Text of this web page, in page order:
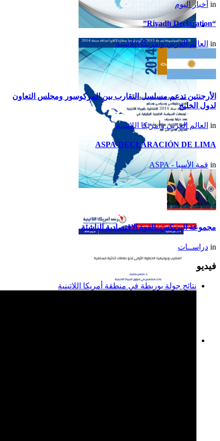
تقرير أمريكا اللاتينية لسنة
2015
تقرير أمريكا اللاتينية لسنة
2014
in أخبار اليوم
“Riyadh Declaration”
in العالم العربي وأمريكا اللاتينية
الأرجنتين تدعم مسلسل التقارب بين المركوسور ومجلس التعاون
لدول الخليج
in العالم العربي وأمريكا اللاتينية
ASPA-DECLARACIÓN DE LIMA
in قمة الأسبا - ASPA
مجموعة البريكس..القوة الاقتصادية الناشئة
in دراســات
فيديو
نتائج جولة بوريطة في منطقة أمريكا اللاتينية